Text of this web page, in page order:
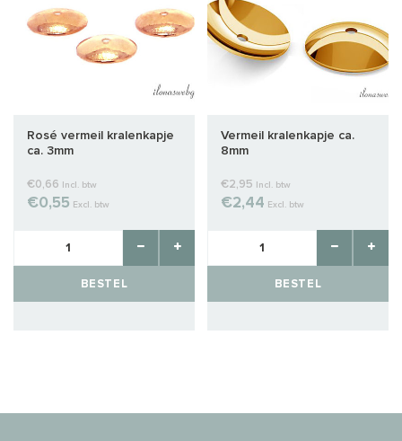
Rosé vermeil kralenkapje
ca. 3mm
€0,66 Incl. btw
€0,55 Excl. btw
BESTEL
Vermeil kralenkapje ca.
8mm
€2,95 Incl. btw
€2,44 Excl. btw
BESTEL